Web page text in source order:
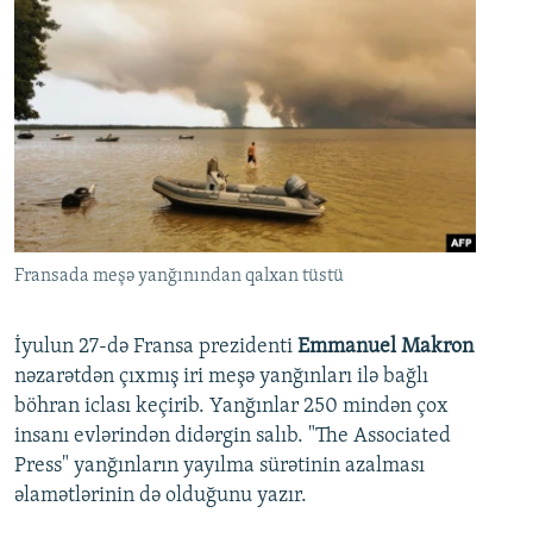
Fransada meşə yanğınından qalxan tüstü
İyulun 27-də Fransa prezidenti Emmanuel Makron
nəzarətdən çıxmış iri meşə yanğınları ilə bağlı
böhran iclası keçirib. Yanğınlar 250 mindən çox
insanı evlərindən didərgin salıb. "The Associated
Press" yanğınların yayılma sürətinin azalması
əlamətlərinin də olduğunu yazır.